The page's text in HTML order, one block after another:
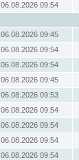
06.08.2026 09:54
06.08.2026 09:45
06.08.2026 09:54
06.08.2026 09:54
06.08.2026 09:45
06.08.2026 09:53
06.08.2026 09:54
06.08.2026 09:54
06.08.2026 09:54
06.08.2026 09:54